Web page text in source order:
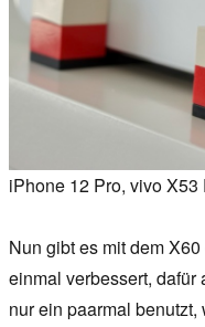
iPhone 12 Pro, vivo
Nun gibt es mit dem
einmal verbessert, dafür
nur ein paarmal